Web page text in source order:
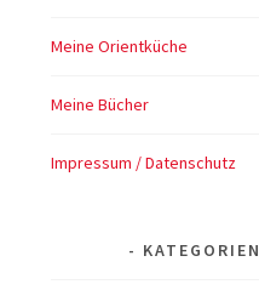
Meine Orientküche
Meine Bücher
Impressum / Datenschutz
KATEGORIEN